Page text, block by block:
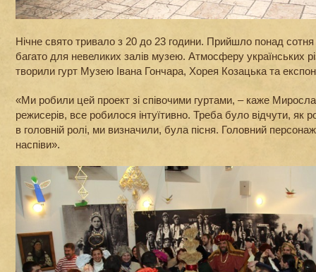
Нічне свято тривало з 20 до 23 години. Прийшло понад
багато для невеликих залів музею. Атмосферу українських
творили гурт Музею Івана Гончара, Хорея Козацька та
«Ми робили цей проект зі співочими гуртами, – каже
режисерів, все робилося інтуїтивно. Треба було відчути, як
в головній ролі, ми визначили, була пісня. Головний
наспіви».